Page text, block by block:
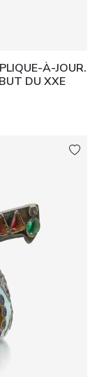
À-JOUR.
DU XXE